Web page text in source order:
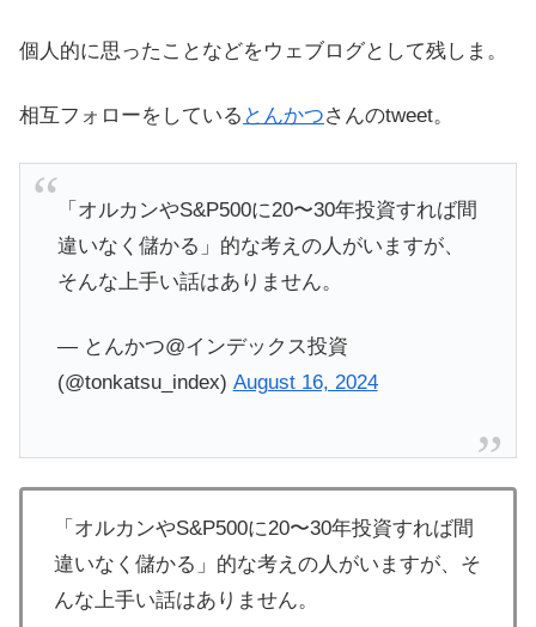
個人的に思ったことなどをウェブログとして残しま。
相互フォローをしている とんかつさんのtweet。
「オルカンやS&P500に20〜30年投資すれば間
違いなく儲かる」的な考えの人がいますが、
そんな上手い話はありません。
— とんかつ@インデックス投資
(@tonkatsu_index) August 16, 2024
「オルカンやS&P500に20〜30年投資すれば間
違いなく儲かる」的な考えの人がいますが、そ
んな上手い話はありません。